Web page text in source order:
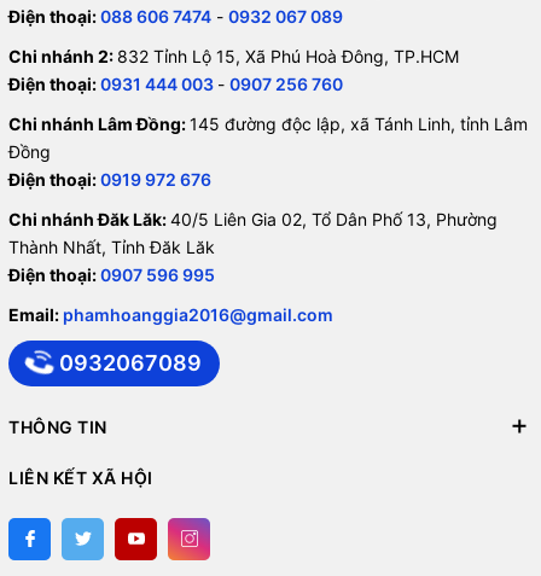
Điện thoại:088 606 7474 - 0932 067 089
Chi nhánh 2: 832 Tỉnh Lộ 15, Xã Phú Hoà Đông, TP.HCM
Điện thoại:0931 444 003 - 0907 256 760
Chi nhánh Lâm Đồng:145 đường độc lập, xã Tánh Linh, tỉnh Lâm
Đồng
Điện thoại:0919 972 676
Chi nhánh Đăk Lăk:40/5 Liên Gia 02, Tổ Dân Phố 13, Phường
Thành Nhất, Tỉnh Đăk Lăk
Điện thoại:0907 596 995
Email: phamhoanggia2016@gmail.com
0932067089
THÔNG TIN
LIÊN KẾT XÃ HỘI